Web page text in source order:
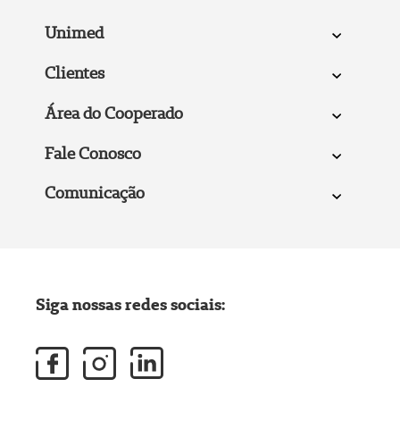
Unimed
Clientes
Área do Cooperado
Fale Conosco
Comunicação
Siga nossas redes sociais: